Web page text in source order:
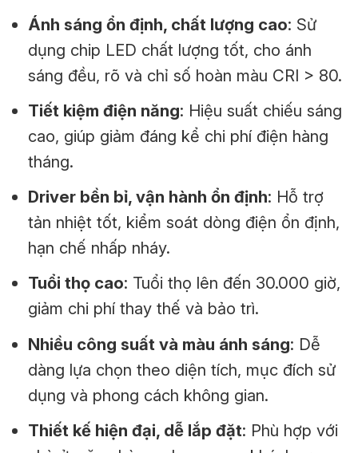
Ánh sáng ổn định, chất lượng cao: Sử
dụng chip LED chất lượng tốt, cho ánh
sáng đều, rõ và chỉ số hoàn màu CRI > 80.
Tiết kiệm điện năng: Hiệu suất chiếu sáng
cao, giúp giảm đáng kể chi phí điện hàng
tháng.
Driver bền bỉ, vận hành ổn định: Hỗ trợ
tản nhiệt tốt, kiểm soát dòng điện ổn định,
hạn chế nhấp nháy.
Tuổi thọ cao: Tuổi thọ lên đến 30.000 giờ,
giảm chi phí thay thế và bảo trì.
Nhiều công suất và màu ánh sáng: Dễ
dàng lựa chọn theo diện tích, mục đích sử
dụng và phong cách không gian.
Thiết kế hiện đại, dễ lắp đặt: Phù hợp với